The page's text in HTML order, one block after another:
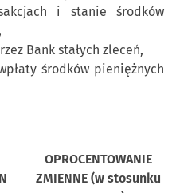
i stanie środków
Bank stałych zleceń,
środków pieniężnych
OPROCENTOWANIE
ZMIENNE (w stosunku